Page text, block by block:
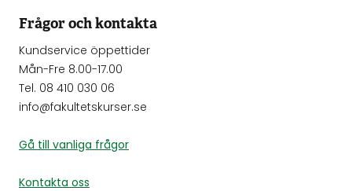
Frågor och kontakta
Kundservice öppettider
Mån-Fre 8.00-17.00
Tel. 08 410 030 06
info@fakultetskurser.se
Gå till vanliga frågor
Kontakta oss